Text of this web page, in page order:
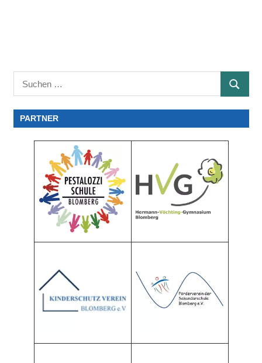
Suchen
nach:
SUCHEN
PARTNER